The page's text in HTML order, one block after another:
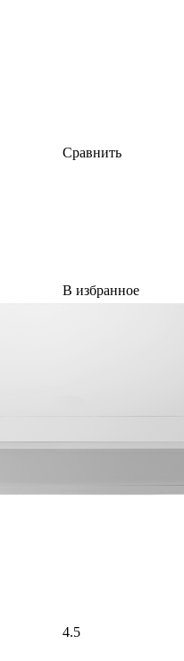
Сравнить
В избранное
4.5